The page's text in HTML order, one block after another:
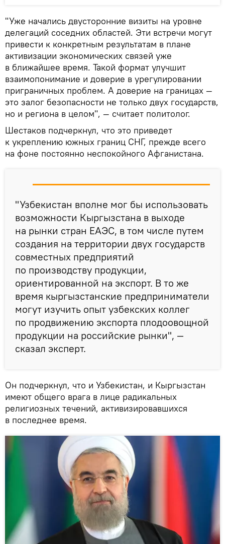
"Уже начались двусторонние визиты на уровне
делегаций соседних областей. Эти встречи могут
привести к конкретным результатам в плане
активизации экономических связей уже
в ближайшее время. Такой формат улучшит
взаимопонимание и доверие в урегулировании
приграничных проблем. А доверие на границах —
это залог безопасности не только двух государств,
но и региона в целом", — считает политолог.
Шестаков подчеркнул, что это приведет
к укреплению южных границ СНГ, прежде всего
на фоне постоянно неспокойного Афганистана.
"Узбекистан вполне мог бы использовать
возможности Кыргызстана в выходе
на рынки стран ЕАЭС, в том числе путем
создания на территории двух государств
совместных предприятий
по производству продукции,
ориентированной на экспорт. В то же
время кыргызстанские предприниматели
могут изучить опыт узбекских коллег
по продвижению экспорта плодоовощной
продукции на российские рынки", —
сказал эксперт.
Он подчеркнул, что и Узбекистан, и Кыргызстан
имеют общего врага в лице радикальных
религиозных течений, активизировавшихся
в последнее время.